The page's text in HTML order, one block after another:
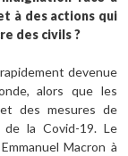
à des actions qui
des civils ?
devenue
alors que les
des mesures de
la Covid-19. Le
Macron à